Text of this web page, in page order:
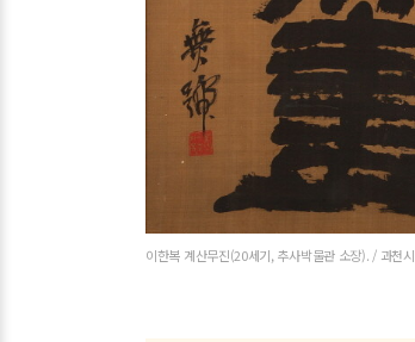
이한복 계산무진(20세기, 추사박물관 소장). / 과천시